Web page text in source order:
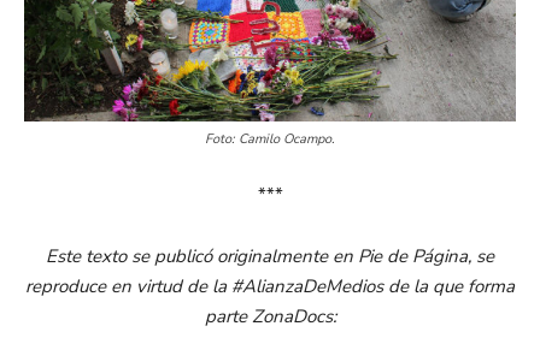
Foto: Camilo Ocampo.
***
Este texto se publicó originalmente en Pie de Página, se
reproduce en virtud de la #AlianzaDeMedios de la que forma
parte ZonaDocs: